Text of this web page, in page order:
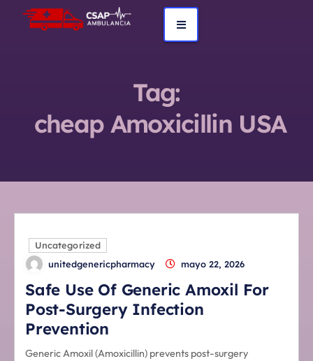
Tag:
cheap Amoxicillin USA
Uncategorized
unitedgenericpharmacy
mayo 22, 2026
Safe Use Of Generic Amoxil For
Post-Surgery Infection
Prevention
Generic Amoxil (Amoxicillin) prevents post-surgery